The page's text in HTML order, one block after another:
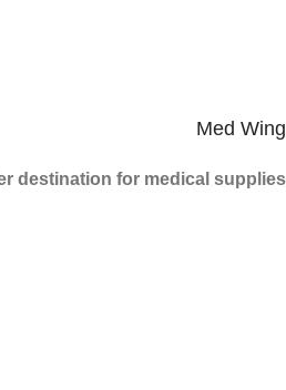
Med Wing
destination for medical supplies